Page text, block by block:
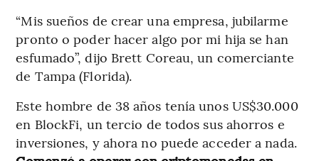
“Mis sueños de crear una empresa, jubilarme
pronto o poder hacer algo por mi hija se han
esfumado”, dijo Brett Coreau, un comerciante
de Tampa (Florida).
Este hombre de 38 años tenía unos US$30.000
en BlockFi, un tercio de todos sus ahorros e
inversiones, y ahora no puede acceder a nada.